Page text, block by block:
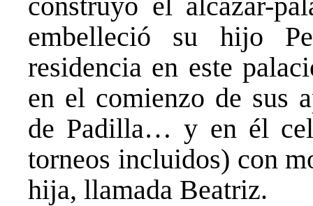
embelleció su hijo
residencia en este
en el comienzo de sus
de Padilla… y en él
torneos incluidos) con
hija, llamada Beatriz.